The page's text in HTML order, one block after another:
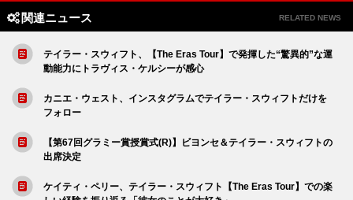
関連ニュース RELATED NEWS
テイラー・スウィフト、【The Eras Tour】で発揮した“驚異的”な運
動能力にトラヴィス・ケルシーが感心
カニエ・ウェスト、インスタグラムでテイラー・スウィフトだけを
フォロー
【第67回グラミー賞授賞式(R)】ビヨンセ＆テイラー・スウィフトの
出席決定
ケイティ・ペリー、テイラー・スウィフト【The Eras Tour】での楽